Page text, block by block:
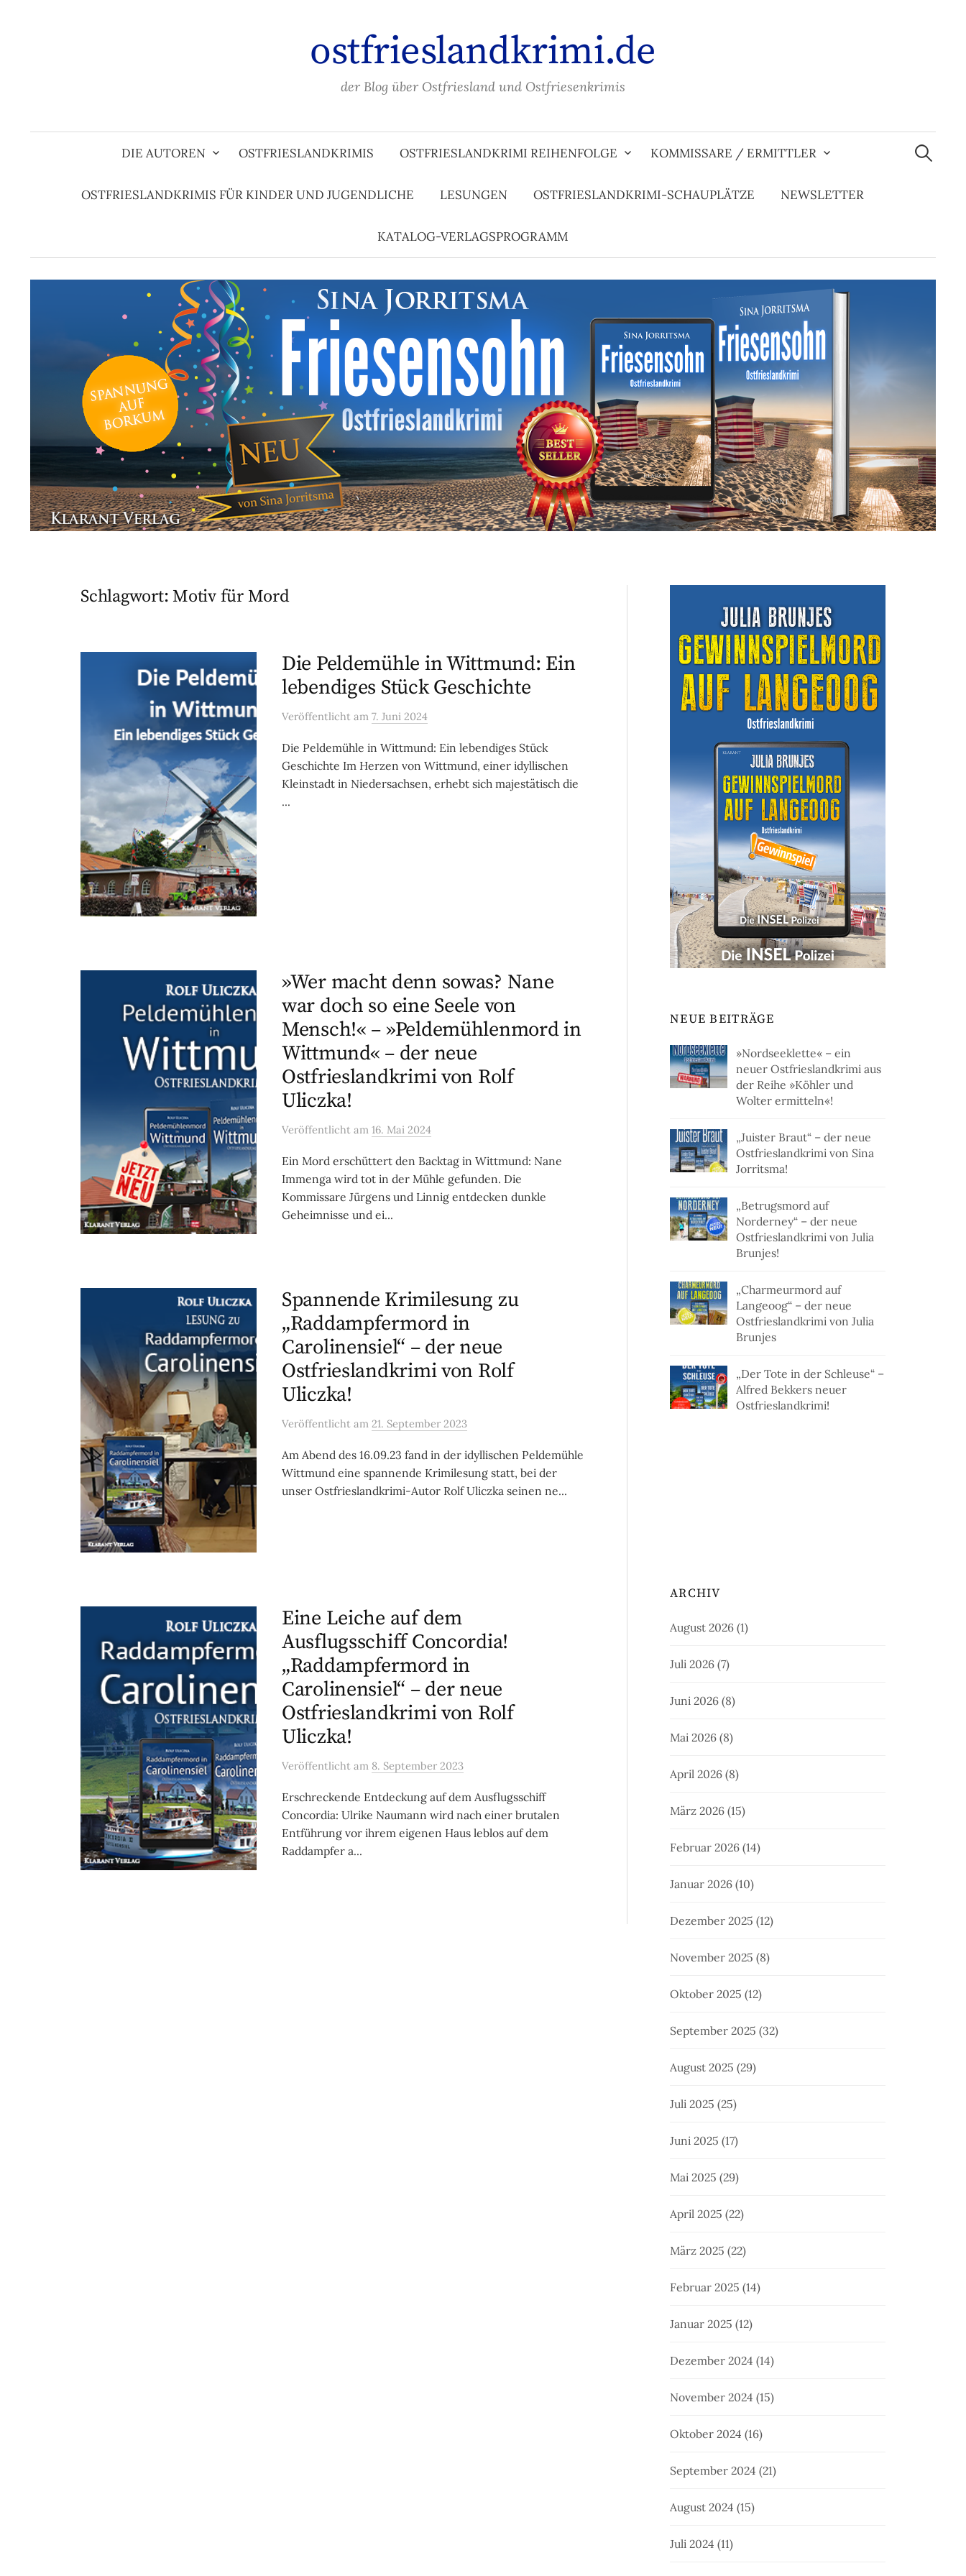
ostfrieslandkrimi.de
der Blog über Ostfriesland und Ostfriesenkrimis
DIE AUTOREN OSTFRIESLANDKRIMIS OSTFRIESLANDKRIMI REIHENFOLGE KOMMISSARE / ERMITTLER
OSTFRIESLANDKRIMIS FÜR KINDER UND JUGENDLICHE LESUNGEN OSTFRIESLANDKRIMI-SCHAUPLÄTZE NEWSLETTER
KATALOG-VERLAGSPROGRAMM
Suchen
nach:
Schlagwort: Motiv für Mord
Die Peldemühle in Wittmund: Ein
lebendiges Stück Geschichte
Veröffentlicht am 7. Juni 2024
Die Peldemühle in Wittmund: Ein lebendiges Stück
Geschichte Im Herzen von Wittmund, einer idyllischen
Kleinstadt in Niedersachsen, erhebt sich majestätisch die
...
»Wer macht denn sowas? Nane
war doch so eine Seele von
Mensch!« – »Peldemühlenmord in
Wittmund« – der neue
Ostfrieslandkrimi von Rolf
Uliczka!
Veröffentlicht am 16. Mai 2024
Ein Mord erschüttert den Backtag in Wittmund: Nane
Immenga wird tot in der Mühle gefunden. Die
Kommissare Jürgens und Linnig entdecken dunkle
Geheimnisse und ei...
Spannende Krimilesung zu
„Raddampfermord in
Carolinensiel“ – der neue
Ostfrieslandkrimi von Rolf
Uliczka!
Veröffentlicht am 21. September 2023
Am Abend des 16.09.23 fand in der idyllischen Peldemühle
Wittmund eine spannende Krimilesung statt, bei der
unser Ostfrieslandkrimi-Autor Rolf Uliczka seinen ne...
Eine Leiche auf dem
Ausflugsschiff Concordia!
„Raddampfermord in
Carolinensiel“ – der neue
Ostfrieslandkrimi von Rolf
Uliczka!
Veröffentlicht am 8. September 2023
Erschreckende Entdeckung auf dem Ausflugsschiff
Concordia: Ulrike Naumann wird nach einer brutalen
Entführung vor ihrem eigenen Haus leblos auf dem
Raddampfer a...
NEUE BEITRÄGE
»Nordseeklette« – ein
neuer Ostfrieslandkrimi aus
der Reihe »Köhler und
Wolter ermitteln«!
„Juister Braut“ – der neue
Ostfrieslandkrimi von Sina
Jorritsma!
„Betrugsmord auf
Norderney“ – der neue
Ostfrieslandkrimi von Julia
Brunjes!
„Charmeurmord auf
Langeoog“ – der neue
Ostfrieslandkrimi von Julia
Brunjes
„Der Tote in der Schleuse“ –
Alfred Bekkers neuer
Ostfrieslandkrimi!
ARCHIV
August 2026 (1)
Juli 2026 (7)
Juni 2026 (8)
Mai 2026 (8)
April 2026 (8)
März 2026 (15)
Februar 2026 (14)
Januar 2026 (10)
Dezember 2025 (12)
November 2025 (8)
Oktober 2025 (12)
September 2025 (32)
August 2025 (29)
Juli 2025 (25)
Juni 2025 (17)
Mai 2025 (29)
April 2025 (22)
März 2025 (22)
Februar 2025 (14)
Januar 2025 (12)
Dezember 2024 (14)
November 2024 (15)
Oktober 2024 (16)
September 2024 (21)
August 2024 (15)
Juli 2024 (11)